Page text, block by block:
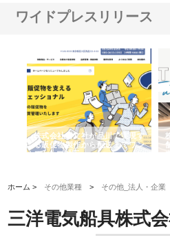
ワイドプレスリリース
株式会社耕文社が品川で実現す
る販促物製作から配送までワン
ストップ対応
ホーム > その他業種 > その他_法人・企業
三洋電気船具株式